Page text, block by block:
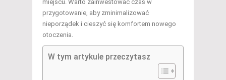
miejscu. Warto zainwestować czas w
przygotowanie, aby zminimalizować
nieporządek i cieszyć się komfortem nowego
otoczenia.
W tym artykule przeczytasz